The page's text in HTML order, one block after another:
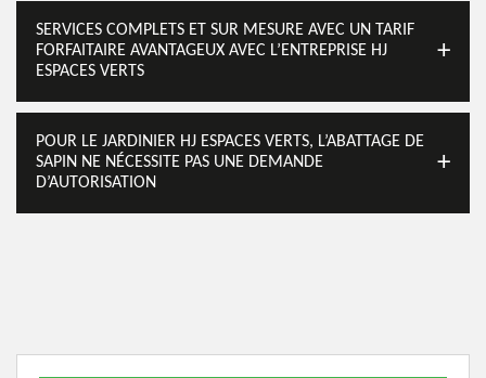
SERVICES COMPLETS ET SUR MESURE AVEC UN TARIF
FORFAITAIRE AVANTAGEUX AVEC L’ENTREPRISE HJ
ESPACES VERTS
POUR LE JARDINIER HJ ESPACES VERTS, L’ABATTAGE DE
SAPIN NE NÉCESSITE PAS UNE DEMANDE
D’AUTORISATION